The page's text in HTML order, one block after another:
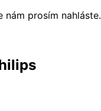
prosím nahláste.